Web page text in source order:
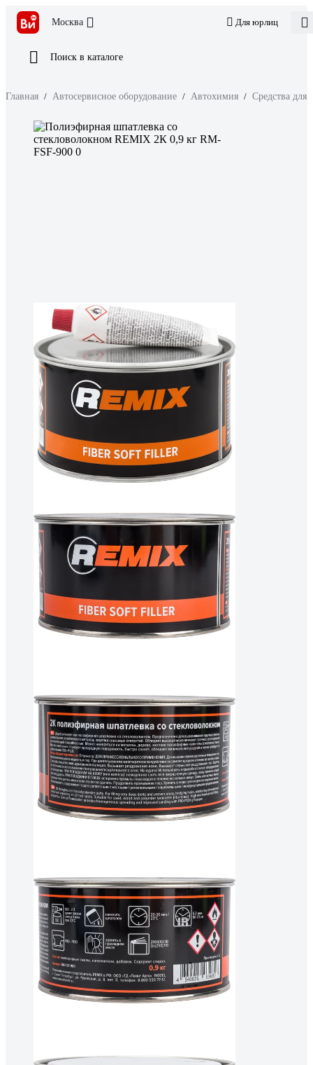
Москва Для юрлиц
Поиск в каталоге
Главная / Автосервисное оборудование / Автохимия / Средства для